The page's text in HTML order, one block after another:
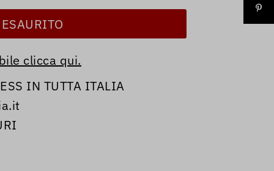
clicca qui.
IN TUTTA ITALIA